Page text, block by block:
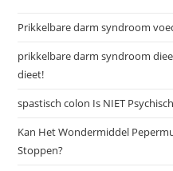
Prikkelbare darm syndroom
prikkelbare darm syndroom
dieet!
spastisch colon Is NIET Psychisch
Kan Het Wondermiddel
Stoppen?